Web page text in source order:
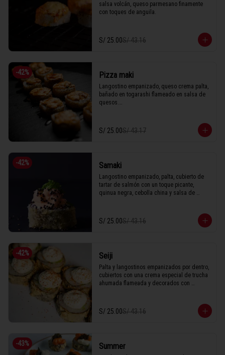
salsa volcán, queso parmesano finamente
con toques de anguila.
S/ 25.00S/ 43.16
-42% Pizza maki
Langostino empanizado, queso crema palta,
bañado en togarashi flameado en salsa de
quesos.
1 Tabla (10 unidades)
S/ 25.00S/ 43.17
-42% Samaki
Langostino empanizado, palta, cubierto de
tartar de salmón con un toque picante,
quinua negra, cebolla china y salsa de
S/ 25.00S/ 43.16
-42% Seiji
Palta y langostinos empanizados por dentro,
cubiertos con una crema especial de trucha
ahumada flameada y decorados con
1 Tabla (10 unidades)
S/ 25.00S/ 43.16
-43% Summer